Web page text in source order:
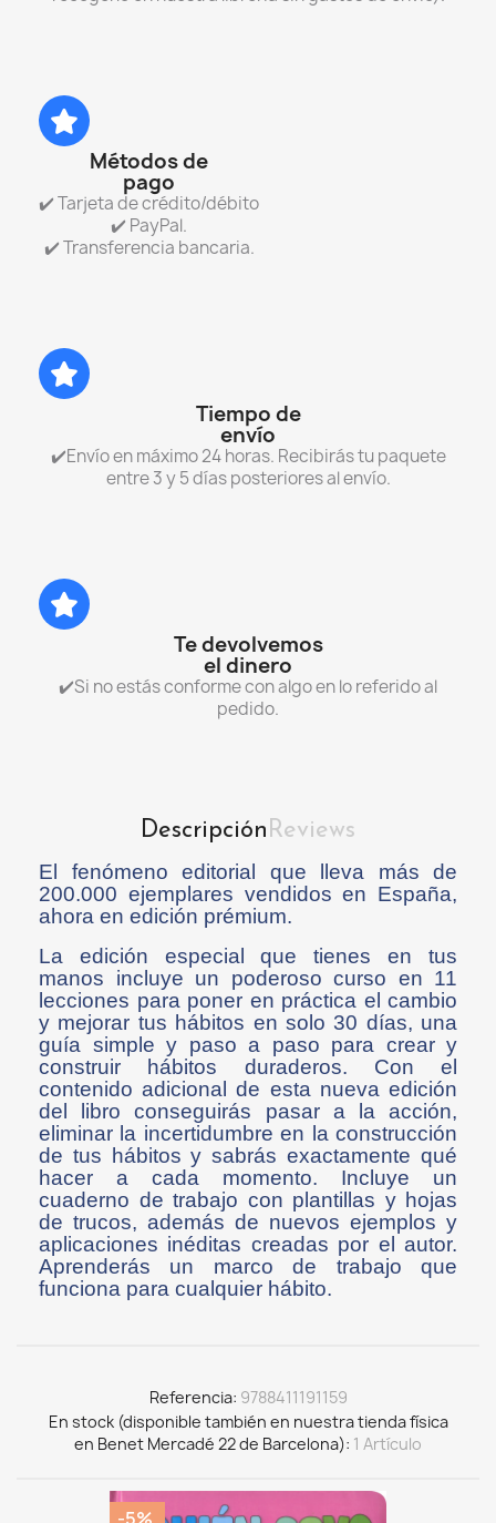
Métodos de
pago
✔️ Tarjeta de crédito/débito
✔️ PayPal.
✔️ Transferencia bancaria.
Tiempo de
envío
✔️Envío en máximo 24 horas. Recibirás tu paquete
entre 3 y 5 días posteriores al envío.
Te devolvemos
el dinero
✔️Si no estás conforme con algo en lo referido al
pedido.
DescripciónReviews
El fenómeno editorial que lleva más de
200.000 ejemplares vendidos en España,
ahora en edición prémium.
La edición especial que tienes en tus
manos incluye un poderoso curso en 11
lecciones para poner en práctica el cambio
y mejorar tus hábitos en solo 30 días, una
guía simple y paso a paso para crear y
construir hábitos duraderos. Con el
contenido adicional de esta nueva edición
del libro conseguirás pasar a la acción,
eliminar la incertidumbre en la construcción
de tus hábitos y sabrás exactamente qué
hacer a cada momento. Incluye un
cuaderno de trabajo con plantillas y hojas
de trucos, además de nuevos ejemplos y
aplicaciones inéditas creadas por el autor.
Aprenderás un marco de trabajo que
funciona para cualquier hábito.
Referencia 9788411191159
En stock (disponible también en nuestra tienda física
en Benet Mercadé 22 de Barcelona) 1 Artículo